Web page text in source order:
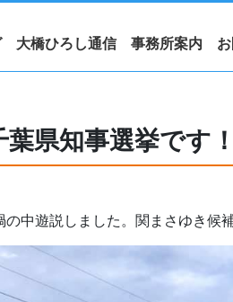
大橋ひろし通信 事務所案内
県知事選挙です！
中遊説しました。関まさゆき候